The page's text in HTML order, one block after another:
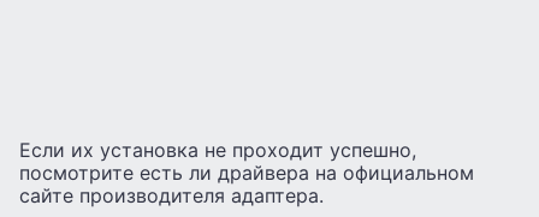
Если их установка не проходит успешно,
посмотрите есть ли драйвера на официальном
сайте производителя адаптера.